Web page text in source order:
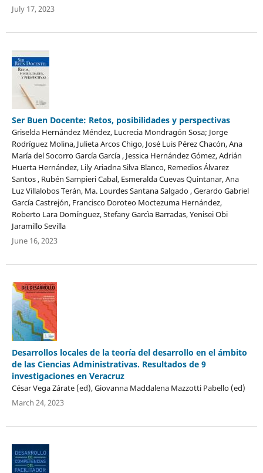
July 17, 2023
Ser Buen Docente: Retos, posibilidades y perspectivas
Griselda Hernández Méndez, Lucrecia Mondragón Sosa; Jorge
Rodríguez Molina, Julieta Arcos Chigo, José Luis Pérez Chacón, Ana
María del Socorro García García , Jessica Hernández Gómez, Adrián
Huerta Hernández, Lily Ariadna Silva Blanco, Remedios Álvarez
Santos , Rubén Sampieri Cabal, Esmeralda Cuevas Quintanar, Ana
Luz Villalobos Terán, Ma. Lourdes Santana Salgado , Gerardo Gabriel
García Castrejón, Francisco Doroteo Moctezuma Hernández,
Roberto Lara Domínguez, Stefany Garcìa Barradas, Yenisei Obi
Jaramillo Sevilla
June 16, 2023
Desarrollos locales de la teoría del desarrollo en el ámbito
de las Ciencias Administrativas. Resultados de 9
investigaciones en Veracruz
César Vega Zárate (ed), Giovanna Maddalena Mazzotti Pabello (ed)
March 24, 2023